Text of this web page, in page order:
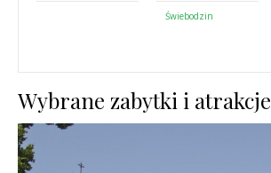
Świebodzin
Wybrane zabytki i atrakcje